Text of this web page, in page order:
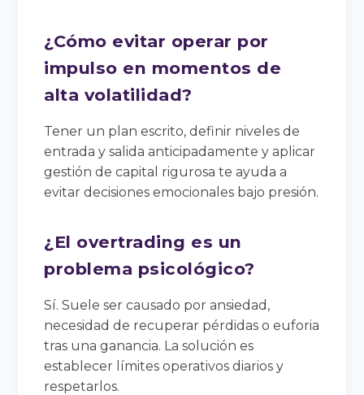
¿Cómo evitar operar por
impulso en momentos de
alta volatilidad?
Tener un plan escrito, definir niveles de
entrada y salida anticipadamente y aplicar
gestión de capital rigurosa te ayuda a
evitar decisiones emocionales bajo presión.
¿El overtrading es un
problema psicológico?
Sí. Suele ser causado por ansiedad,
necesidad de recuperar pérdidas o euforia
tras una ganancia. La solución es
establecer límites operativos diarios y
respetarlos.